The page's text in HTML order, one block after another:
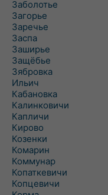
Заболотье
Загорье
Заречье
Заспа
Заширье
Защёбье
Зябровка
Ильич
Кабановка
Калинковичи
Капличи
Кирово
Козенки
Комарин
Коммунар
Копаткевичи
Копцевичи